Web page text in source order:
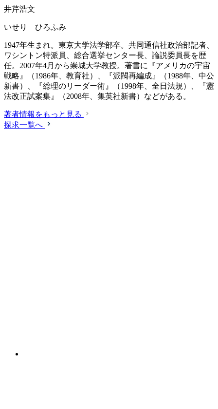
井芹浩文
いせり ひろふみ
1947年生まれ。東京大学法学部卒。共同通信社政治部記者、
ワシントン特派員、総合選挙センター長、論説委員長を歴
任。2007年4月から崇城大学教授。著書に『アメリカの宇宙
戦略』（1986年、教育社）、『派閥再編成』（1988年、中公
新書）、『総理のリーダー術』（1998年、全日法規）、『憲
法改正試案集』（2008年、集英社新書）などがある。
著者情報をもっと見る
探求一覧へ